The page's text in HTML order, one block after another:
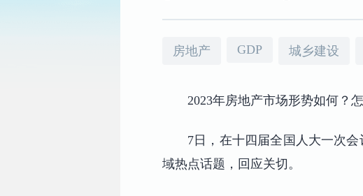
房地产 GDP 城乡建设
2023年房地产市场形势如何？
7日，在十四届全国人大一次
域热点话题，回应关切。